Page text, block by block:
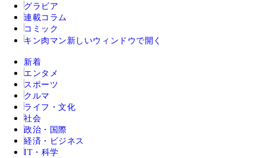
グラビア
連載コラム
コミック
キン肉マン 新しいウィンドウで開く
新着
エンタメ
スポーツ
クルマ
ライフ・文化
社会
政治・国際
経済・ビジネス
IT・科学